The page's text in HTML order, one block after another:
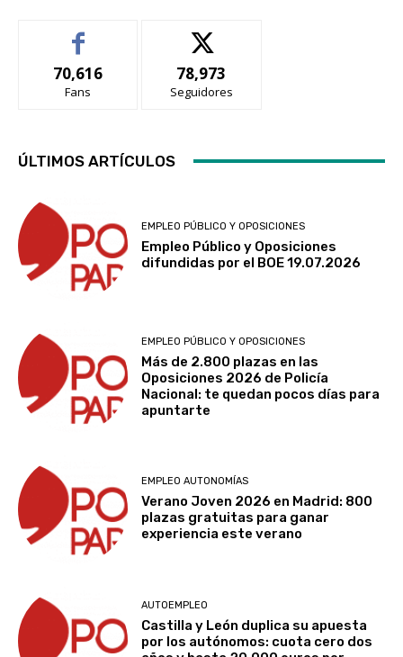
70,616
Fans
78,973
Seguidores
ÚLTIMOS ARTÍCULOS
EMPLEO PÚBLICO Y OPOSICIONES
Empleo Público y Oposiciones
difundidas por el BOE 19.07.2026
EMPLEO PÚBLICO Y OPOSICIONES
Más de 2.800 plazas en las
Oposiciones 2026 de Policía
Nacional: te quedan pocos días para
apuntarte
EMPLEO AUTONOMÍAS
Verano Joven 2026 en Madrid: 800
plazas gratuitas para ganar
experiencia este verano
AUTOEMPLEO
Castilla y León duplica su apuesta
por los autónomos: cuota cero dos